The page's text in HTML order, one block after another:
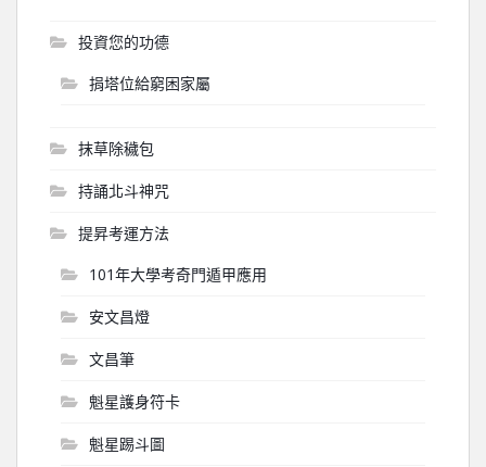
投資您的功德
捐塔位給窮困家屬
抹草除穢包
持誦北斗神咒
提昇考運方法
101年大學考奇門遁甲應用
安文昌燈
文昌筆
魁星護身符卡
魁星踢斗圖